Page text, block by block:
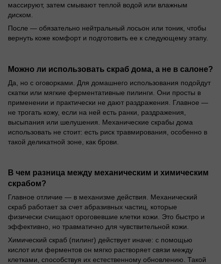
массируют, затем смывают теплой водой или влажным
диском.
После — обязательно нейтральный лосьон или тоник, чтобы
вернуть коже комфорт и подготовить ее к следующему этапу.
Можно ли использовать скраб дома, а не в салоне?
Да, но с оговорками. Для домашнего использования подойдут
скатки или мягкие ферментативные пилинги. Они просты в
применении и практически не дают раздражения. Главное —
не трогать кожу, если на ней есть ранки, раздражения,
высыпания или шелушения. Механические скрабы дома
использовать не стоит: есть риск травмирования, особенно в
такой деликатной зоне, как брови.
В чем разница между механическим и химическим
скрабом?
Главное отличие — в механизме действия. Механический
скраб работает за счет абразивных частиц, которые
физически счищают ороговевшие клетки кожи. Это быстро и
эффективно, но травматично для чувствительной кожи.
Химический скраб (пилинг) действует иначе: с помощью
кислот или ферментов он мягко растворяет связи между
клетками, способствуя их естественному обновлению. Такой